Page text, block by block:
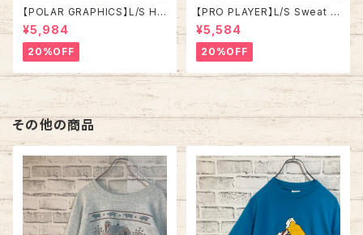
【POLAR GRAPHICS】L/S Hal
fZip Sweat XL Made in US
A 90s “ALASKA” スーベニア
ハーフジップスウェット トレーナ
ー アラスカ お土産モノ vintag
e ヴィンテージ アメリカ USA
¥5,984
20%OFF
【PRO PLAYER】L/S Sweat L
相当 90s Made in USA “PA
CKERS” NFL チームモノ スウ
ェット トレーナー USA製 チーム
ロゴ 1996 CHAMPS 優勝記念
深緑 アメリカ USA 古着
¥5,584
20%OFF
その他の商品